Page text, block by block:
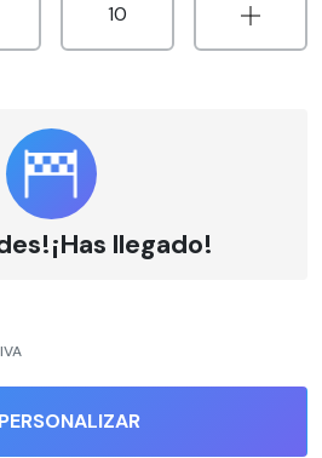
10
llegado!
PERSONALIZAR